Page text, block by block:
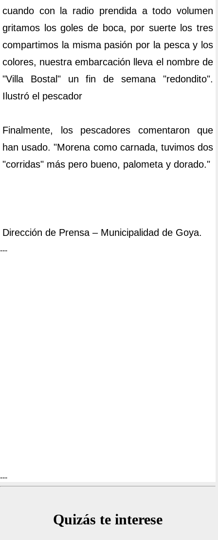
cuando con la radio prendida a todo volumen
gritamos los goles de boca, por suerte los tres
compartimos la misma pasión por la pesca y los
colores, nuestra embarcación lleva el nombre de
"Villa Bostal" un fin de semana "redondito".
Ilustró el pescador
Finalmente, los pescadores comentaron que
han usado. "Morena como carnada, tuvimos dos
"corridas" más pero bueno, palometa y dorado."
Dirección de Prensa – Municipalidad de Goya.
---
---
Quizás te interese